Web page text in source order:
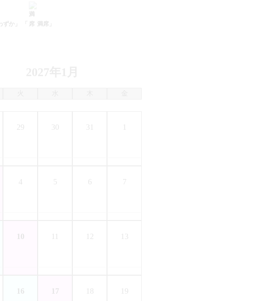
ずか」 満席」
29 30 31 1
4 5 6 7
10 11 12 13
16 17 18 19